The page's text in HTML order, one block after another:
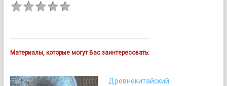
Материалы, которые могут Вас заинтересовать:
Древнекитайский